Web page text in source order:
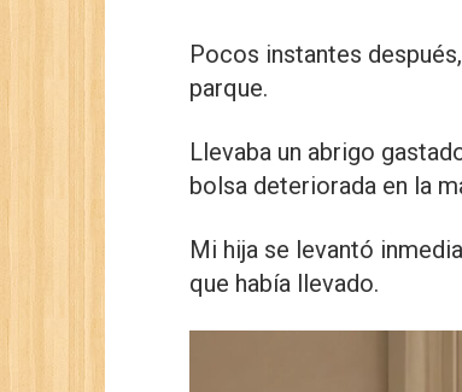
Pocos instantes
parque.
Llevaba un abrigo
bolsa deteriorada en la
Mi hija se levantó
que había llevado.